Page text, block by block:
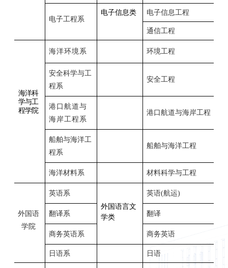
电子工程系
电子信息类 电子信息工程
通信工程
海洋科
学与工
程学院
海洋环境系 环境工程
安全科学与工
程系
安全工程
港口航道与
海岸工程系
港口航道与海岸工程
船舶与海洋工
程系
船舶与海洋工程
海洋材料系 材料科学与工程
外国语
学院
英语系
外国语言文
学类
英语(航运)
翻译系 翻译
商务英语系 商务英语
日语系 日语